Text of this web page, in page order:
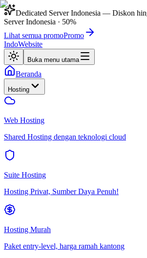
Dedicated Server Indonesia — Diskon
Server Indonesia · 50%
Lihat semua promoPromo
IndoWebsite
Buka menu utama
Beranda
Hosting
Web Hosting
Shared Hosting dengan teknologi cloud
Suite Hosting
Hosting Privat, Sumber Daya Penuh!
Hosting Murah
Paket entry-level, harga ramah kantong